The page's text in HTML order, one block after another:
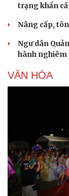
Sức khỏe
Nam khoa
Làm đẹp - giảm
Phòng mạch
Ăn sạch sống
trạng khẩn
Nâng cấp,
Ngư dân
hành nghiêm
VĂN HÓA